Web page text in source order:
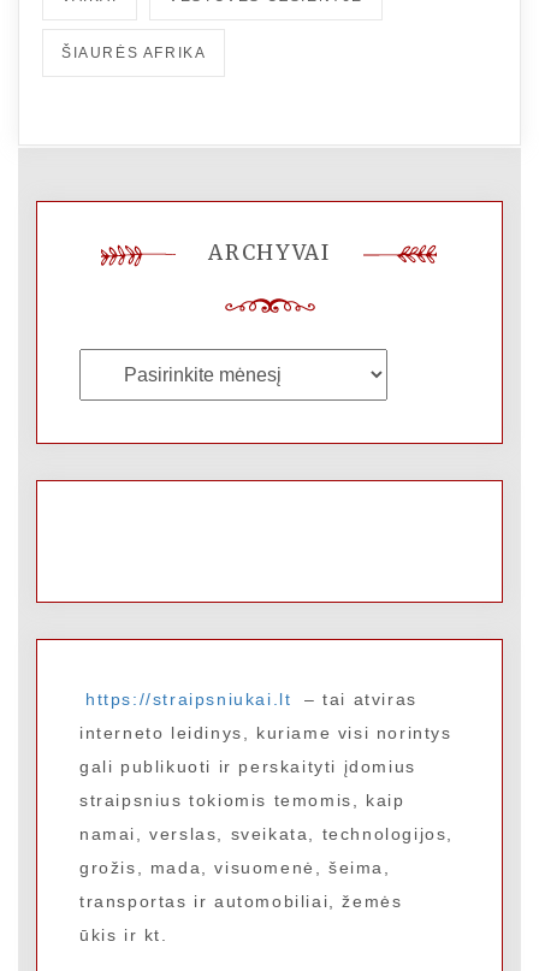
ŠIAURĖS AFRIKA
ARCHYVAI
Archyvai
https://straipsniukai.lt
– tai atviras
interneto leidinys, kuriame visi norintys
gali publikuoti ir perskaityti įdomius
straipsnius tokiomis temomis, kaip
namai, verslas, sveikata, technologijos,
grožis, mada, visuomenė, šeima,
transportas ir automobiliai, žemės
ūkis ir kt.